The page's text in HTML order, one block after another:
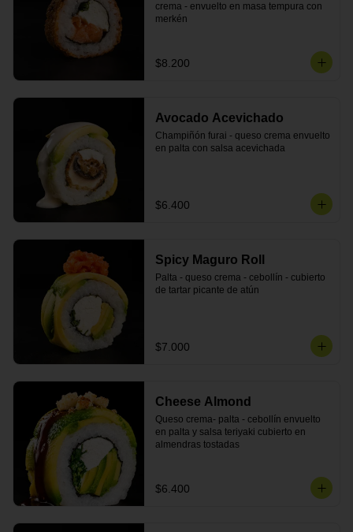
crema - envuelto en masa tempura con
merkén
$8.200
Avocado Acevichado
Champiñón furai - queso crema envuelto
en palta con salsa acevichada
$6.400
Spicy Maguro Roll
Palta - queso crema - cebollín - cubierto
de tartar picante de atún
$7.000
Cheese Almond
Queso crema- palta - cebollín envuelto
en palta y salsa teriyaki cubierto en
almendras tostadas
$6.400